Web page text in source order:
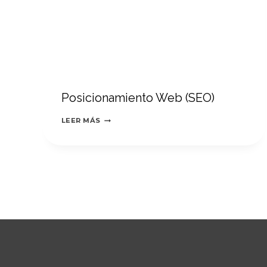
Posicionamiento Web (SEO)
LEER MÁS POSICIONAMIENTO